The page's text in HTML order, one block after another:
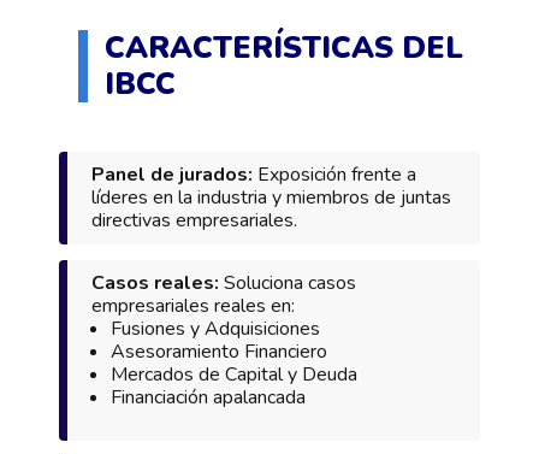
CARACTERÍSTICAS DEL
IBCC
Panel de jurados: Exposición frente a
líderes en la industria y miembros de juntas
directivas empresariales.
Casos reales: Soluciona casos
empresariales reales en:
Fusiones y Adquisiciones
Asesoramiento Financiero
Mercados de Capital y Deuda
Financiación apalancada